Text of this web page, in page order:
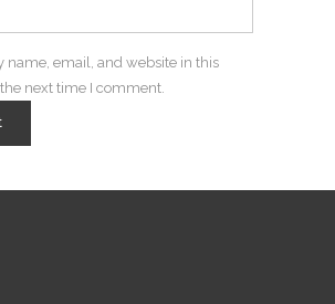
name, email, and website in this
next time I comment.